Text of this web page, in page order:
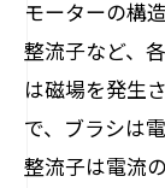
三相
説
モー
三相
モーターの構
整流子など、
は磁場を発生
で、ブラシは
整流子は電流